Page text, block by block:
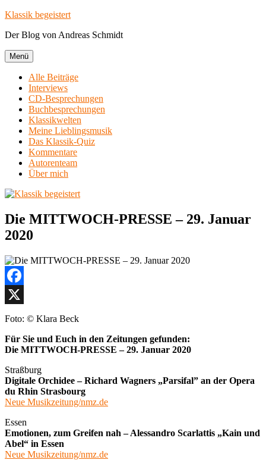
Zum
springen
Klassik begeistert
Der Blog von Andreas Schmidt
Menü
Alle Beiträge
Interviews
CD-Besprechungen
Buchbesprechungen
Klassikwelten
Meine Lieblingsmusik
Das Klassik-Quiz
Kommentare
Autorenteam
Über mich
Die MITTWOCH-PRESSE – 29. Januar
2020
Facebook
X
Foto: © Klara Beck
Für Sie und Euch in den Zeitungen gefunden:
Die MITTWOCH-PRESSE – 29. Januar 2020
Straßburg
Digitale Orchidee – Richard Wagners „Parsifal” an der Opera
du Rhin Strasbourg
Neue Musikzeitung/nmz.de
Essen
Emotionen, zum Greifen nah – Alessandro Scarlattis „Kain und
Abel“ in Essen
Neue Musikzeitung/nmz.de